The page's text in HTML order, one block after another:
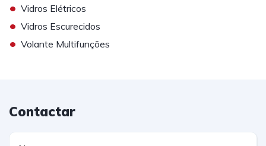
• Vidros Elétricos
• Vidros Escurecidos
• Volante Multifunções
Contactar